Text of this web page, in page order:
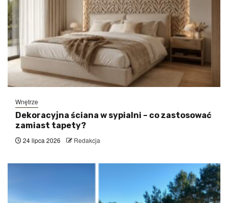
Wnętrze
Dekoracyjna ściana w sypialni – co zastosować
zamiast tapety?
24 lipca 2026 Redakcja